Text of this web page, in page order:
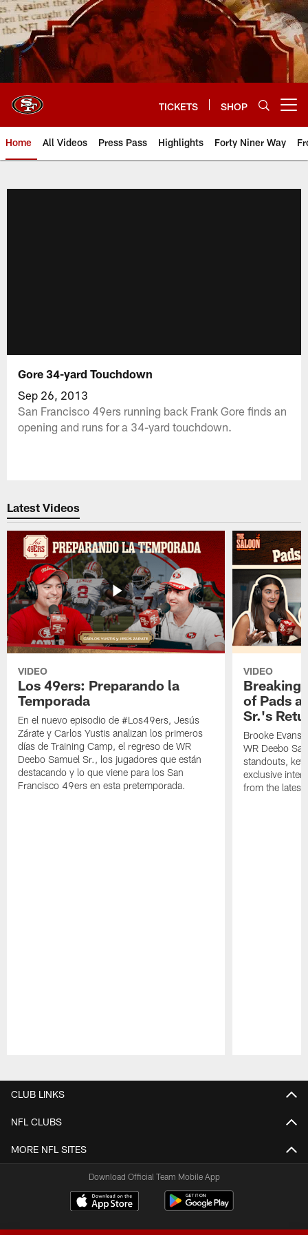
Skip
to
main
content
TICKETS SHOP
Home All Videos Press Pass Highlights Forty Niner Way
Gore 34-yard Touchdown
Sep 26, 2013
San Francisco 49ers running back Frank Gore finds an
opening and runs for a 34-yard touchdown.
Latest Videos
VIDEO
Los 49ers: Preparando la
Temporada
En el nuevo episodio de #Los49ers, Jesús
Zárate y Carlos Yustis analizan los primeros
días de Training Camp, el regreso de WR
Deebo Samuel Sr., los jugadores que están
destacando y lo que viene para los San
Francisco 49ers en esta pretemporada.
VIDEO
Breaking
of Pads
Sr.'s
Brooke Evans
WR Deebo
standouts,
exclusive
from the latest
CLUB LINKS
NFL CLUBS
MORE NFL SITES
Download Official Team Mobile App